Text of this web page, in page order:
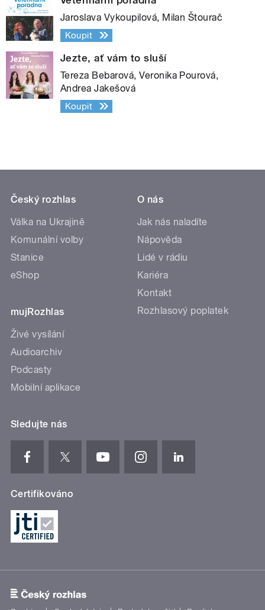
Jaroslava Vykoupilová, Milan Štourač
Koupit
Jezte, ať vám to sluší
Tereza Bebarová, Veronika Pourová,
Andrea Jakešová
Koupit
Český rozhlas
Válka na Ukrajině
Komunální volby
Stanice
eShop
mujRozhlas
Živé vysílání
Audioarchiv
Podcasty
Mobilní aplikace
O nás
Jak nás naladíte
Nápověda
Lidé v rádiu
Kariéra
Kontakt
Rozhlasový poplatek
Sledujte nás
Certifikováno